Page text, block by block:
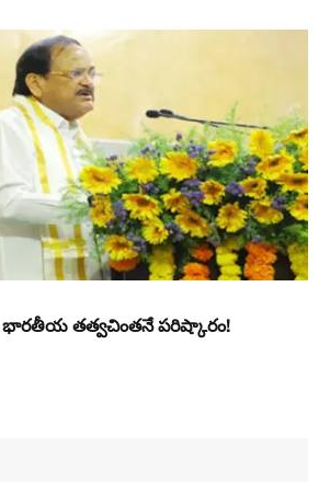
భారతీయ తత్వచింతనే పరిష్కారం!